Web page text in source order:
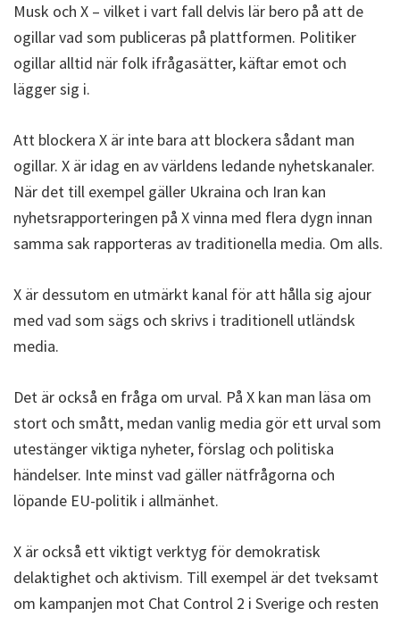
Musk och X – vilket i vart fall delvis lär bero på att de
ogillar vad som publiceras på plattformen. Politiker
ogillar alltid när folk ifrågasätter, käftar emot och
lägger sig i.
Att blockera X är inte bara att blockera sådant man
ogillar. X är idag en av världens ledande nyhetskanaler.
När det till exempel gäller Ukraina och Iran kan
nyhetsrapporteringen på X vinna med flera dygn innan
samma sak rapporteras av traditionella media. Om alls.
X är dessutom en utmärkt kanal för att hålla sig ajour
med vad som sägs och skrivs i traditionell utländsk
media.
Det är också en fråga om urval. På X kan man läsa om
stort och smått, medan vanlig media gör ett urval som
utestänger viktiga nyheter, förslag och politiska
händelser. Inte minst vad gäller nätfrågorna och
löpande EU-politik i allmänhet.
X är också ett viktigt verktyg för demokratisk
delaktighet och aktivism. Till exempel är det tveksamt
om kampanjen mot Chat Control 2 i Sverige och resten